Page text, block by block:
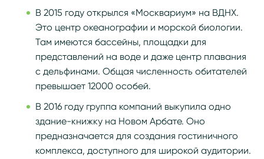
В 2015 году открылся «Москвариум» на ВДНХ.
Это центр океанографии и морской биологии.
Там имеются бассейны, площадки для
представлений на воде и даже центр плавания
с дельфинами. Общая численность обитателей
превышает 12000 особей.
В 2016 году группа компаний выкупила одно
здание-книжку на Новом Арбате. Оно
предназначается для создания гостиничного
комплекса, доступного для широкой аудитории.